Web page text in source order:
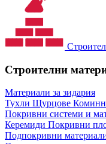
Строителни
Материали за зидария
Тухли Щурцове
Покривни системи и
Керемиди Покривни
Подпокривни